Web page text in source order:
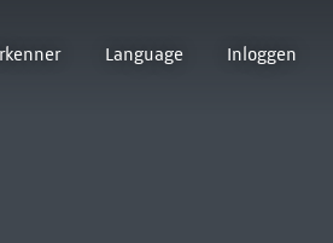
Language Inloggen